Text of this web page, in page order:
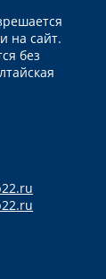
на сайт.
без